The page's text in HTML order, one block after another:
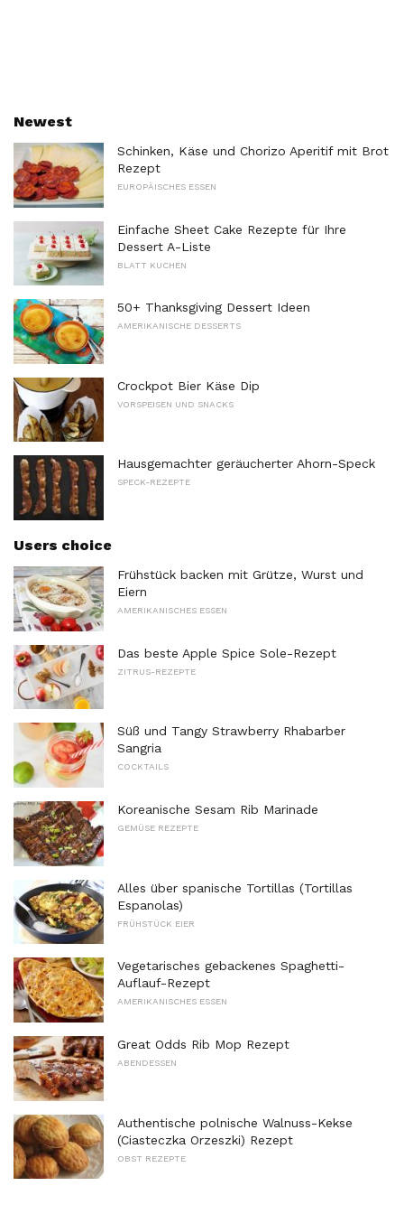
Newest
Schinken, Käse und Chorizo ​​Aperitif mit Brot
Rezept
EUROPÄISCHES ESSEN
Einfache Sheet Cake Rezepte für Ihre
Dessert A-Liste
BLATT KUCHEN
50+ Thanksgiving Dessert Ideen
AMERIKANISCHE DESSERTS
Crockpot Bier Käse Dip
VORSPEISEN UND SNACKS
Hausgemachter geräucherter Ahorn-Speck
SPECK-REZEPTE
Users choice
Frühstück backen mit Grütze, Wurst und
Eiern
AMERIKANISCHES ESSEN
Das beste Apple Spice Sole-Rezept
ZITRUS-REZEPTE
Süß und Tangy Strawberry Rhabarber
Sangria
COCKTAILS
Koreanische Sesam Rib Marinade
GEMÜSE REZEPTE
Alles über spanische Tortillas (Tortillas
Espanolas)
FRÜHSTÜCK EIER
Vegetarisches gebackenes Spaghetti-
Auflauf-Rezept
AMERIKANISCHES ESSEN
Great Odds Rib Mop Rezept
ABENDESSEN
Authentische polnische Walnuss-Kekse
(Ciasteczka Orzeszki) Rezept
OBST REZEPTE